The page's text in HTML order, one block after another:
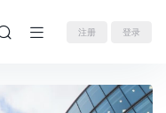
注册 登录